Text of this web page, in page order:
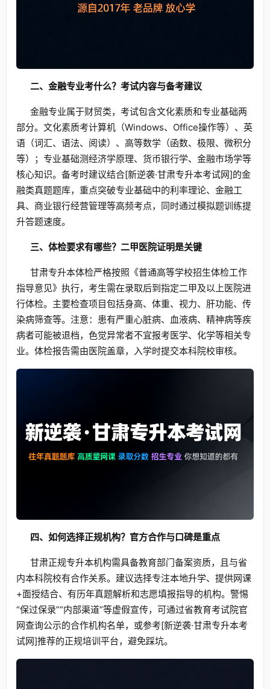
二、金融专业考什么？考试内容与备考建议
金融专业属于财贸类，考试包含文化素质和专业基础两
部分。文化素质考计算机（Windows、Office操作等）、英
语（词汇、语法、阅读）、高等数学（函数、极限、微积分
等）；专业基础测经济学原理、货币银行学、金融市场学等
核心知识。备考时建议结合[新逆袭·甘肃专升本考试网]的金
融类真题题库，重点突破专业基础中的利率理论、金融工
具、商业银行经营管理等高频考点，同时通过模拟题训练提
升答题速度。
三、体检要求有哪些？二甲医院证明是关键
甘肃专升本体检严格按照《普通高等学校招生体检工作
指导意见》执行，考生需在录取后到指定二甲及以上医院进
行体检。主要检查项目包括身高、体重、视力、肝功能、传
染病筛查等。注意：患有严重心脏病、血液病、精神病等疾
病者可能被退档，色觉异常者不宜报考医学、化学等相关专
业。体检报告需由医院盖章，入学时提交本科院校审核。
四、如何选择正规机构？官方合作与口碑是重点
甘肃正规专升本机构需具备教育部门备案资质，且与省
内本科院校有合作关系。建议选择专注本地升学、提供网课
+面授结合、有历年真题解析和志愿填报指导的机构。警惕
“保过保录”“内部渠道”等虚假宣传，可通过省教育考试院官
网查询公示的合作机构名单，或参考[新逆袭·甘肃专升本考
试网]推荐的正规培训平台，避免踩坑。